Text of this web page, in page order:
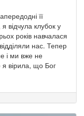
її
відчула клубок у
років навчалася
нас. Тепер
і ми вже не
я вірила, що Бог